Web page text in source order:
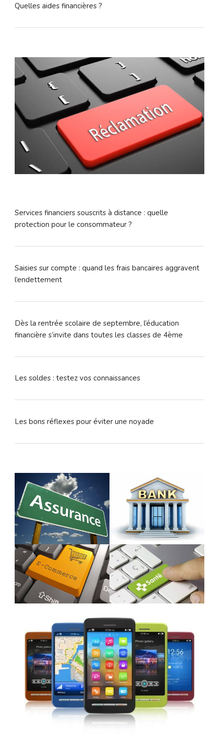
Quelles aides financières ?
Services financiers souscrits à distance : quelle
protection pour le consommateur ?
Saisies sur compte : quand les frais bancaires aggravent
l’endettement
Dès la rentrée scolaire de septembre, l’éducation
financière s’invite dans toutes les classes de 4ème
Les soldes : testez vos connaissances
Les bons réflexes pour éviter une noyade